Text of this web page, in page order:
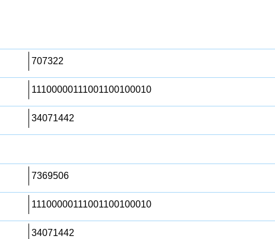
707322
11100000111001100100010
34071442
7369506
11100000111001100100010
34071442